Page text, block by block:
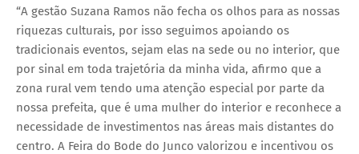
“A gestão Suzana Ramos não fecha os olhos para as nossas
riquezas culturais, por isso seguimos apoiando os
tradicionais eventos, sejam elas na sede ou no interior, que
por sinal em toda trajetória da minha vida, afirmo que a
zona rural vem tendo uma atenção especial por parte da
nossa prefeita, que é uma mulher do interior e reconhece a
necessidade de investimentos nas áreas mais distantes do
centro. A Feira do Bode do Junco valorizou e incentivou os